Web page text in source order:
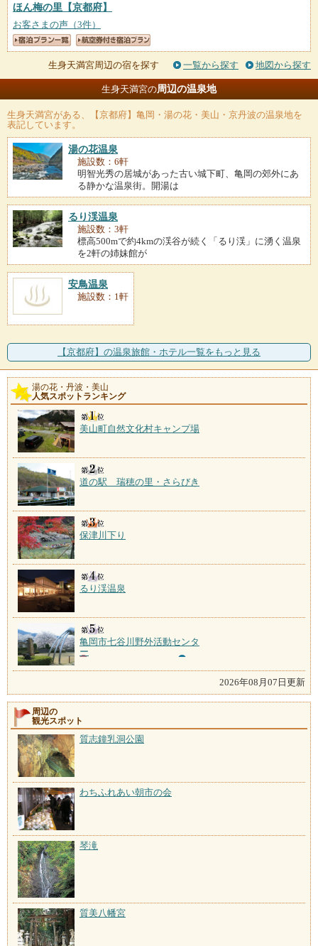
ほん梅の里 【京都府】
お客さまの声（3件）
生身天満宮周辺の宿を探す 一覧から探す 地図から探す
生身天満宮の周辺の温泉地
生身天満宮がある、【京都府】亀岡・湯の花・美山・京丹波の温泉地を
表記しています。
湯の花温泉
施設数：6軒
明智光秀の居城があった古い城下町、亀岡の郊外にあ
る静かな温泉街。開湯は
るり渓温泉
施設数：3軒
標高500mで約4kmの渓谷が続く「るり渓」に湧く温泉
を2軒の姉妹館が
安鳥温泉
施設数：1軒
【京都府】の温泉旅館・ホテル一覧をもっと見る
湯の花・丹波・美山
人気スポットランキング
美山町自然文化村キャンプ場
道の駅 瑞穂の里・さらびき
保津川下り
るり渓温泉
亀岡市七谷川野外活動センタ
ー
2026年08月07日更新
周辺の
観光スポット
質志鐘乳洞公園
わちふれあい朝市の会
琴滝
質美八幡宮